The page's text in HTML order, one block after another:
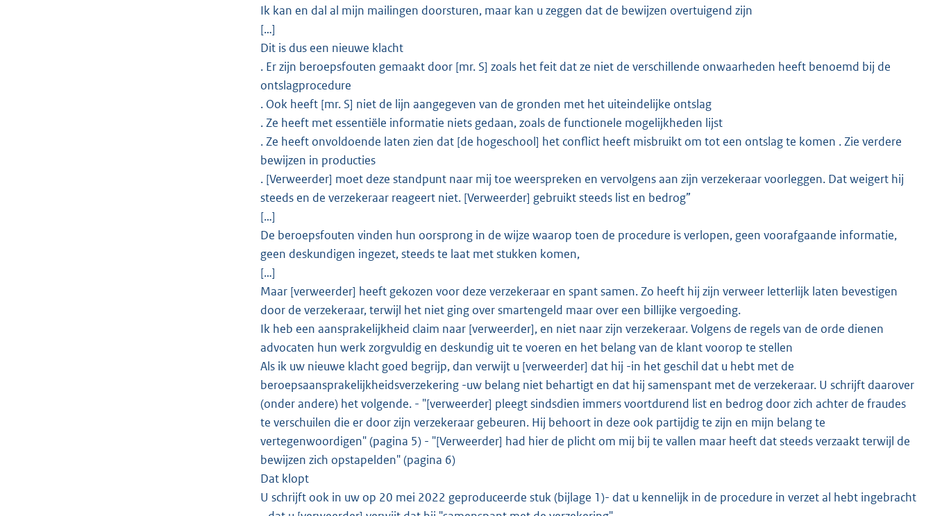
Ik kan en dal al mijn mailingen doorsturen, maar kan u zeggen dat de bewijzen overtuigend zijn
[…]
Dit is dus een nieuwe klacht
. Er zijn beroepsfouten gemaakt door [mr. S] zoals het feit dat ze niet de verschillende onwaarheden heeft benoemd bij de
ontslagprocedure
. Ook heeft [mr. S] niet de lijn aangegeven van de gronden met het uiteindelijke ontslag
. Ze heeft met essentiële informatie niets gedaan, zoals de functionele mogelijkheden lijst
. Ze heeft onvoldoende laten zien dat [de hogeschool] het conflict heeft misbruikt om tot een ontslag te komen . Zie verdere
bewijzen in producties
. [Verweerder] moet deze standpunt naar mij toe weerspreken en vervolgens aan zijn verzekeraar voorleggen. Dat weigert hij
steeds en de verzekeraar reageert niet. [Verweerder] gebruikt steeds list en bedrog”
[…]
De beroepsfouten vinden hun oorsprong in de wijze waarop toen de procedure is verlopen, geen voorafgaande informatie,
geen deskundigen ingezet, steeds te laat met stukken komen,
[…]
Maar [verweerder] heeft gekozen voor deze verzekeraar en spant samen. Zo heeft hij zijn verweer letterlijk laten bevestigen
door de verzekeraar, terwijl het niet ging over smartengeld maar over een billijke vergoeding.
Ik heb een aansprakelijkheid claim naar [verweerder], en niet naar zijn verzekeraar. Volgens de regels van de orde dienen
advocaten hun werk zorgvuldig en deskundig uit te voeren en het belang van de klant voorop te stellen
Als ik uw nieuwe klacht goed begrijp, dan verwijt u [verweerder] dat hij -in het geschil dat u hebt met de
beroepsaansprakelijkheidsverzekering -uw belang niet behartigt en dat hij samenspant met de verzekeraar. U schrijft daarover
(onder andere) het volgende. - "[verweerder] pleegt sindsdien immers voortdurend list en bedrog door zich achter de fraudes
te verschuilen die er door zijn verzekeraar gebeuren. Hij behoort in deze ook partijdig te zijn en mijn belang te
vertegenwoordigen" (pagina 5) - "[Verweerder] had hier de plicht om mij bij te vallen maar heeft dat steeds verzaakt terwijl de
bewijzen zich opstapelden" (pagina 6)
Dat klopt
U schrijft ook in uw op 20 mei 2022 geproduceerde stuk (bijlage 1)- dat u kennelijk in de procedure in verzet al hebt ingebracht